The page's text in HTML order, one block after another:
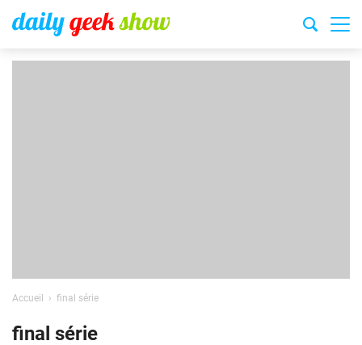
Accueil final série
final série